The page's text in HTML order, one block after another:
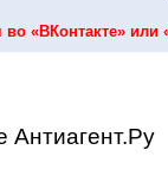
«ВКонтакте» или
Антиагент.Ру